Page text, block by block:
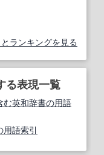
ランキングを見る
る表現一覧
む英和辞書の用語
語索引